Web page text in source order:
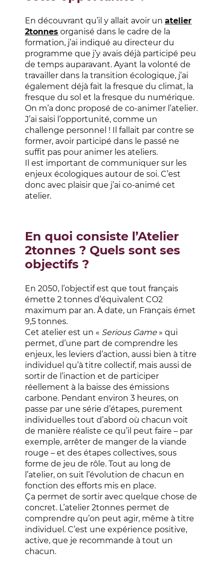
En découvrant qu’il y allait avoir un atelier
2tonnes organisé dans le cadre de la
formation, j’ai indiqué au directeur du
programme que j’y avais déjà participé peu
de temps auparavant. Ayant la volonté de
travailler dans la transition écologique, j’ai
également déjà fait la fresque du climat, la
fresque du sol et la fresque du numérique.
On m’a donc proposé de co-animer l’atelier.
J’ai saisi l’opportunité, comme un
challenge personnel ! Il fallait par contre se
former, avoir participé dans le passé ne
suffit pas pour animer les ateliers.
Il est important de communiquer sur les
enjeux écologiques autour de soi. C’est
donc avec plaisir que j’ai co-animé cet
atelier.
En quoi consiste l’Atelier
2tonnes ? Quels sont ses
objectifs ?
En 2050, l’objectif est que tout français
émette 2 tonnes d’équivalent CO2
maximum par an. À date, un Français émet
9,5 tonnes.
Cet atelier est un « Serious Game » qui
permet, d’une part de comprendre les
enjeux, les leviers d’action, aussi bien à titre
individuel qu’à titre collectif, mais aussi de
sortir de l’inaction et de participer
réellement à la baisse des émissions
carbone. Pendant environ 3 heures, on
passe par une série d’étapes, purement
individuelles tout d’abord où chacun voit
de manière réaliste ce qu’il peut faire – par
exemple, arrêter de manger de la viande
rouge – et des étapes collectives, sous
forme de jeu de rôle. Tout au long de
l’atelier, on suit l’évolution de chacun en
fonction des efforts mis en place.
Ça permet de sortir avec quelque chose de
concret. L’atelier 2tonnes permet de
comprendre qu’on peut agir, même à titre
individuel. C’est une expérience positive,
active, que je recommande à tout un
chacun.